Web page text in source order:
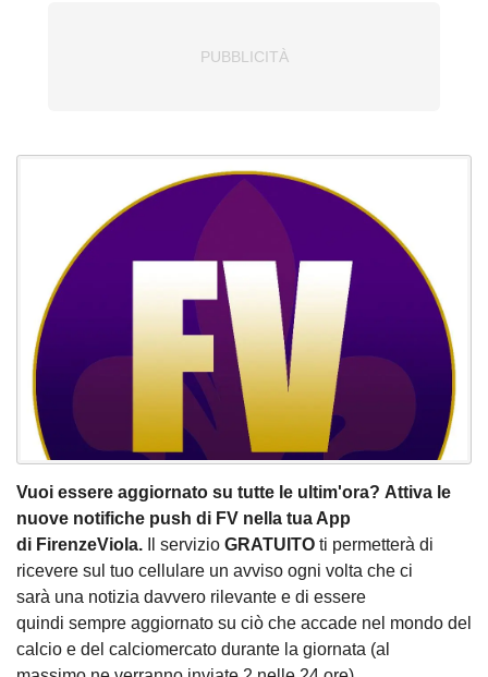
Vuoi essere aggiornato su tutte le ultim'ora? Attiva le
nuove notifiche push di FV nella tua App
di FirenzeViola. Il servizio GRATUITO ti permetterà di
ricevere sul tuo cellulare un avviso ogni volta che ci
sarà una notizia davvero rilevante e di essere
quindi sempre aggiornato su ciò che accade nel mondo del
calcio e del calciomercato durante la giornata (al